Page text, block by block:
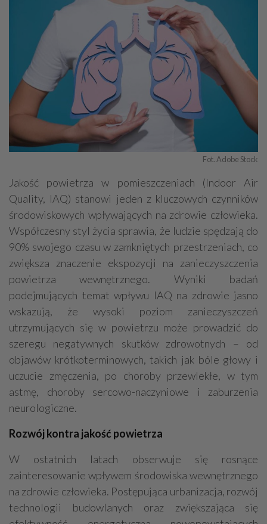
Fot. Adobe Stock
Jakość powietrza w pomieszczeniach (Indoor Air
Quality, IAQ) stanowi jeden z kluczowych czynników
środowiskowych wpływających na zdrowie człowieka.
Współczesny styl życia sprawia, że ludzie spędzają do
90% swojego czasu w zamkniętych przestrzeniach, co
zwiększa znaczenie ekspozycji na zanieczyszczenia
powietrza wewnętrznego. Wyniki badań
podejmujących temat wpływu IAQ na zdrowie jasno
wskazują, że wysoki poziom zanieczyszczeń
utrzymujących się w powietrzu może prowadzić do
szeregu negatywnych skutków zdrowotnych – od
objawów krótkoterminowych, takich jak bóle głowy i
uczucie zmęczenia, po choroby przewlekłe, w tym
astmę, choroby sercowo-naczyniowe i zaburzenia
neurologiczne.
Rozwój kontra jakość powietrza
W ostatnich latach obserwuje się rosnące
zainteresowanie wpływem środowiska wewnętrznego
na zdrowie człowieka. Postępująca urbanizacja, rozwój
technologii budowlanych oraz zwiększająca się